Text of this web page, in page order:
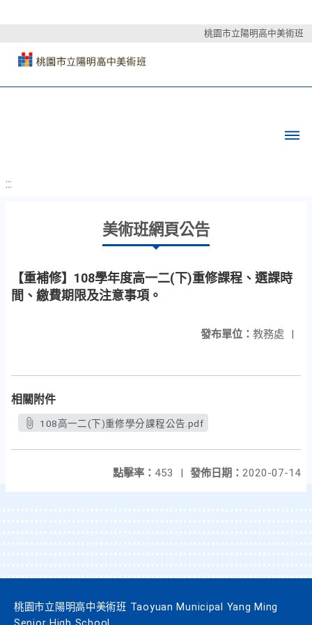
桃園市立陽明高中美術班
:::
美術班網頁公告
【重補修】108學年度高一二(下)重修課程、選課時
間、繳費期限及注意事項。
發布單位： 教務處 |
相關附件
108高一二(下)重修學分課程公告.pdf
發佈日期： 2020-07-14
點擊率： 453 |
桃園市立陽明高中美術班 Taoyuan Municipal Yang Ming